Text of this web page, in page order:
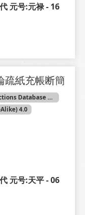
元号:元禄 - 16
疏紙充帳断簡
Rekihaku Collection Database (Collections Database of the National Museum of Japanese History)
4.0
元号:天平 - 06